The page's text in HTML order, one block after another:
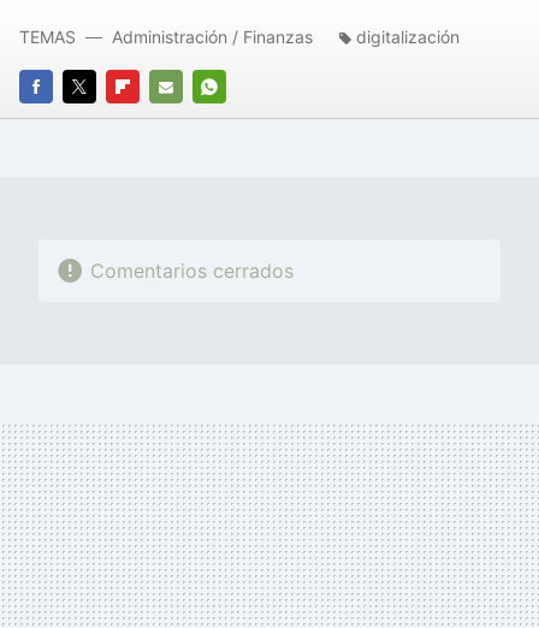
FACEBOOK
TWITTERFLIPBOARD
E-
WHATSAPP
TEMAS Administración / Finanzas digitalización
Comentarios cerrados